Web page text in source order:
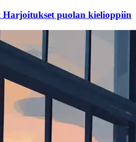
puolan kielioppiin